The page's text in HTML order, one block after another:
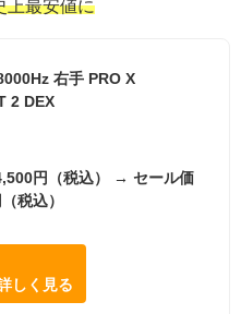
上最安値に
右手 PRO X
2 DEX
円（税込） → セール価
税込）
しく見る